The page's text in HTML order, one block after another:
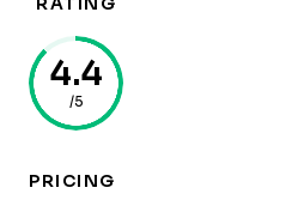
4.4
/5
PRICING